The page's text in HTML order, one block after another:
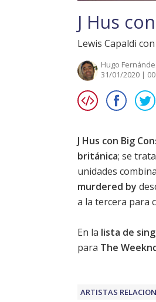
J Hus
Lewis Capaldi
Hugo
31/01/2020 |
J Hus con Big
británica; se
unidades
murdered by
a la tercera para
En la lista de
para The
ARTISTAS